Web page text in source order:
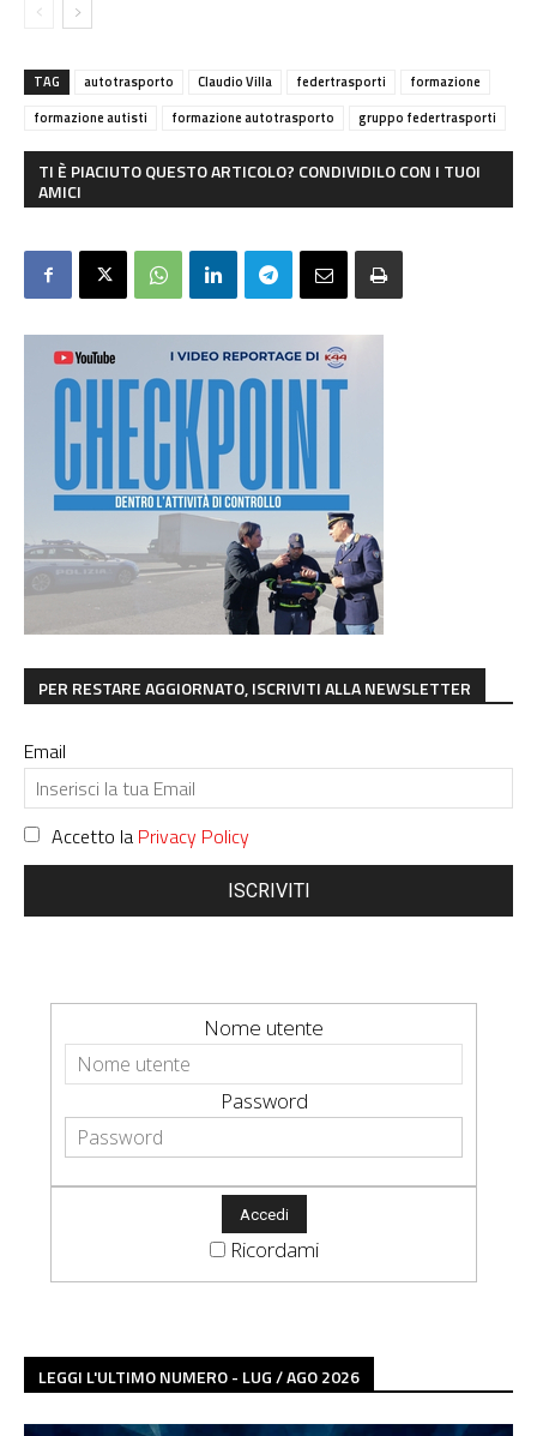
TAG autotrasporto Claudio Villa federtrasporti
formazione
formazione autisti
formazione autotrasporto gruppo federtrasporti
TI È PIACIUTO QUESTO ARTICOLO? CONDIVIDILO CON I TUOI
AMICI
PER RESTARE AGGIORNATO, ISCRIVITI ALLA NEWSLETTER
Email
Accetto la Privacy Policy
ISCRIVITI
Nome utente
Password
Ricordami
LEGGI L'ULTIMO NUMERO - LUG / AGO 2026